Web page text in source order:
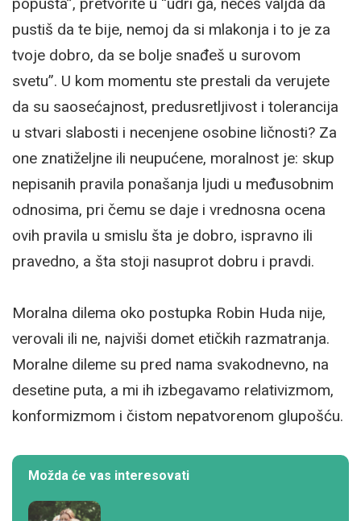
popušta”, pretvorite u “udri ga, nećeš valjda da
pustiš da te bije, nemoj da si mlakonja i to je za
tvoje dobro, da se bolje snađeš u surovom
svetu”. U kom momentu ste prestali da verujete
da su saosećajnost, predusretljivost i tolerancija
u stvari slabosti i necenjene osobine ličnosti? Za
one znatiželjne ili neupućene, moralnost je: skup
nepisanih pravila ponašanja ljudi u međusobnim
odnosima, pri čemu se daje i vrednosna ocena
ovih pravila u smislu šta je dobro, ispravno ili
pravedno, a šta stoji nasuprot dobru i pravdi.
Moralna dilema oko postupka Robin Huda nije,
verovali ili ne, najviši domet etičkih razmatranja.
Moralne dileme su pred nama svakodnevno, na
desetine puta, a mi ih izbegavamo relativizmom,
konformizmom i čistom nepatvorenom glupošću.
Možda će vas interesovati